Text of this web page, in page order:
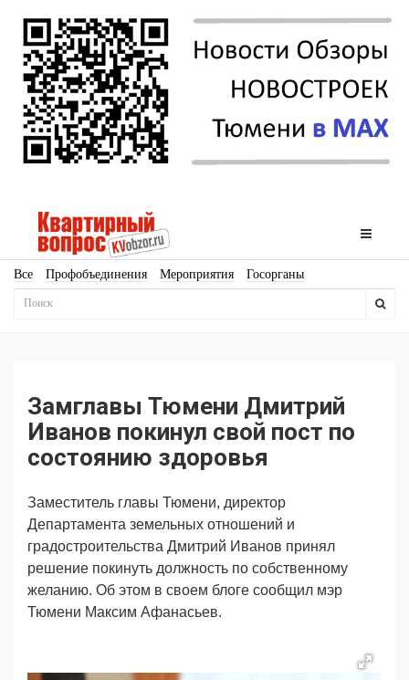
Все Профобъединения Мероприятия Госорганы
Новостройки
Продвижение
Ещё
Замглавы Тюмени Дмитрий
Иванов покинул свой пост по
состоянию здоровья
Заместитель главы Тюмени, директор
Департамента земельных отношений и
градостроительства Дмитрий Иванов принял
решение покинуть должность по собственному
желанию. Об этом в своем блоге сообщил мэр
Тюмени Максим Афанасьев.